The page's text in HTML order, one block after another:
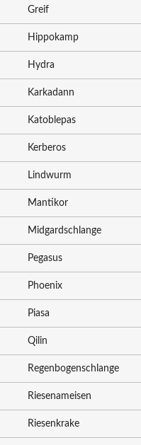
Greif
Hippokamp
Hydra
Karkadann
Katoblepas
Kerberos
Lindwurm
Mantikor
Midgardschlange
Pegasus
Phoenix
Piasa
Qilin
Regenbogenschlange
Riesenameisen
Riesenkrake